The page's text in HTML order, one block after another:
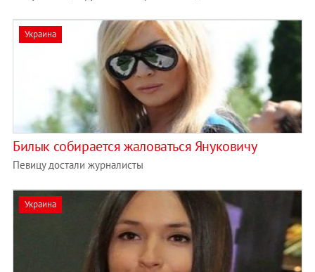
Украина
Билык собирается жаловаться Януковичу
Певицу достали журналисты
Украина